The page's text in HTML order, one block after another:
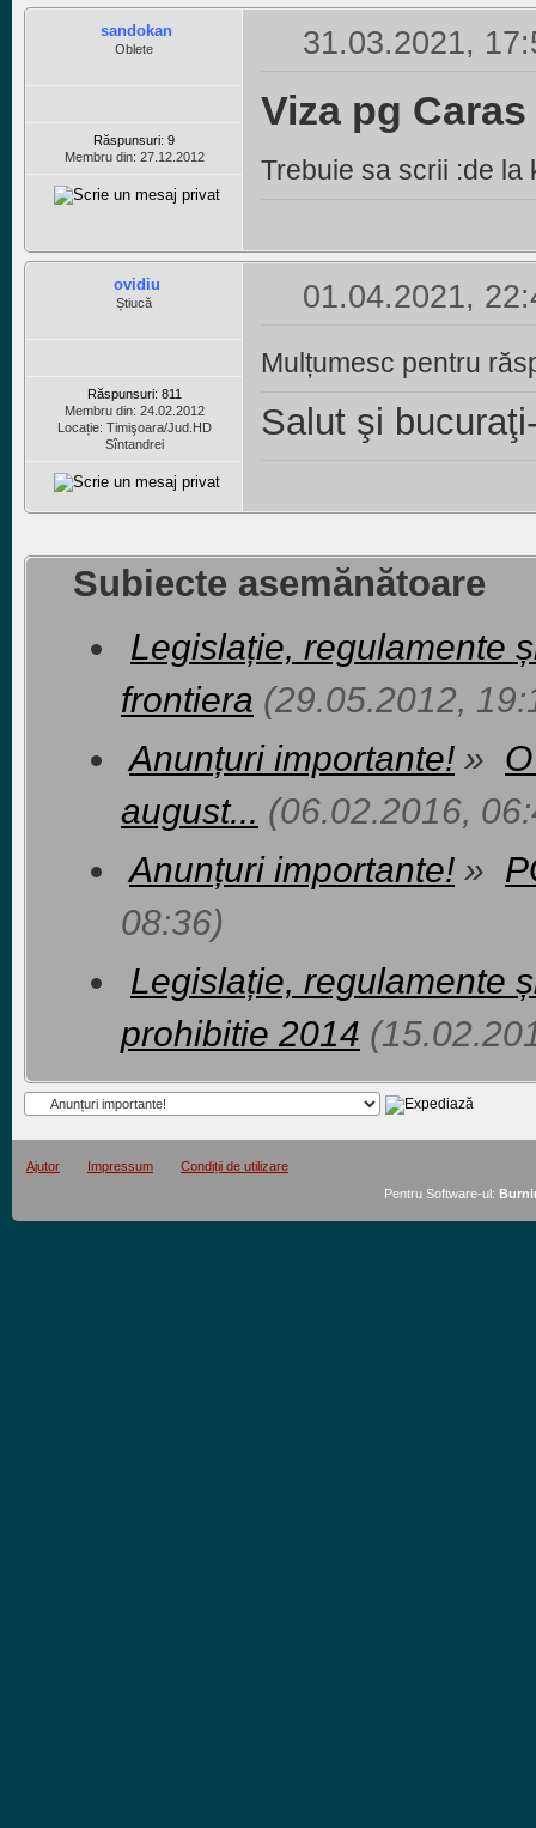
sandokan
Oblete
Răspunsuri: 9
Membru din: 27.12.2012
31.03.2021,
Viza pg
Trebuie sa scrii :de la
ovidiu
Știucă
Răspunsuri: 811
Membru din: 24.02.2012
Locație: Timişoara/Jud.HD
Sîntandrei
01.04.2021,
Mulțumesc pentru
Salut şi
Subiecte asemănătoare
Legislație, regulamente
frontiera (29.05.2012,
Anunțuri importante! »
august... (06.02.2016,
Anunțuri importante! »
08:36)
Legislație, regulamente
prohibitie 2014
Ajutor Impressum
Condiții de utilizare
Pentru Software-ul: